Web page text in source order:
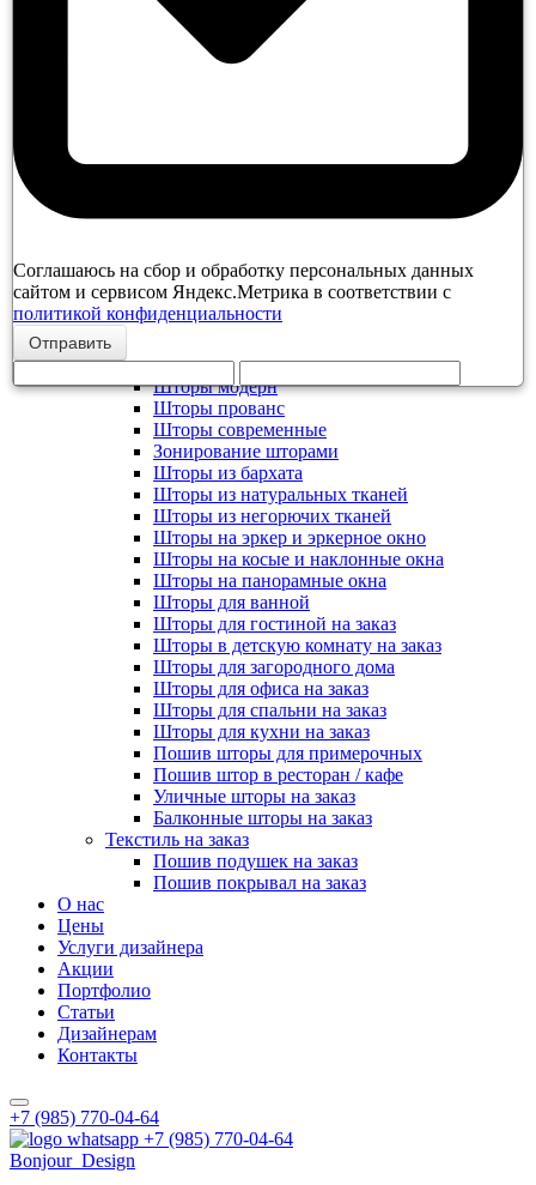
Прямые шторы
Шторы "кафе"
Шторы с кантом
Балдахин над кроватью
Французские шторы
Шторы ампир
Шторы ар-деко
Шторы лофт
Шторы минимализм
Шторы модерн
Шторы прованс
Шторы современные
Зонирование шторами
Шторы из бархата
Шторы из натуральных тканей
Шторы из негорючих тканей
Шторы на эркер и эркерное окно
Шторы на косые и наклонные окна
Шторы на панорамные окна
Шторы для ванной
Шторы для гостиной на заказ
Шторы в детскую комнату на заказ
Шторы для загородного дома
Шторы для офиса на заказ
Шторы для спальни на заказ
Шторы для кухни на заказ
Пошив шторы для примерочных
Пошив штор в ресторан / кафе
Уличные шторы на заказ
Балконные шторы на заказ
Текстиль на заказ
Пошив подушек на заказ
Пошив покрывал на заказ
О нас
Цены
Услуги дизайнера
Акции
Портфолио
Статьи
Дизайнерам
Контакты
+7 (985) 770-04-64
+7 (985) 770-04-64
Bonjour_Design
Соглашаюсь на сбор и обработку персональных данных
сайтом и сервисом Яндекс.Метрика в соответствии с
политикой конфиденциальности
Отправить